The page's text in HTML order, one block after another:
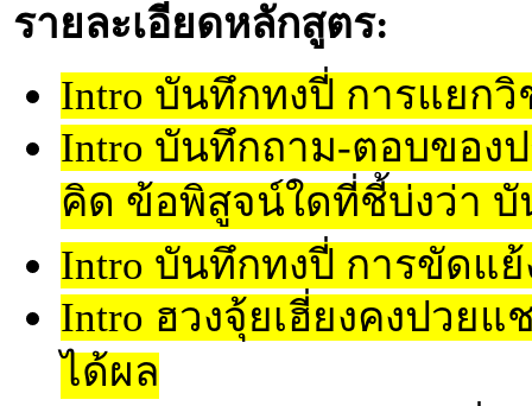
รายละเอียดหลักสูตร:
Intro บันทึกทงปี่ การแยก
Intro บันทึกถาม-ตอบของ
คิด ข้อพิสูจน์ใดที่ชี้บ่งว่า
Intro บันทึกทงปี่ การขัดแ
Intro ฮวงจุ้ยเฮี่ยงคงปวยแ
ได้ผล